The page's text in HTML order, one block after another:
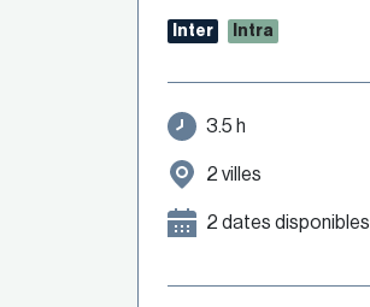
Inter Intra
3.5 h
2 villes
2 dates disponibles